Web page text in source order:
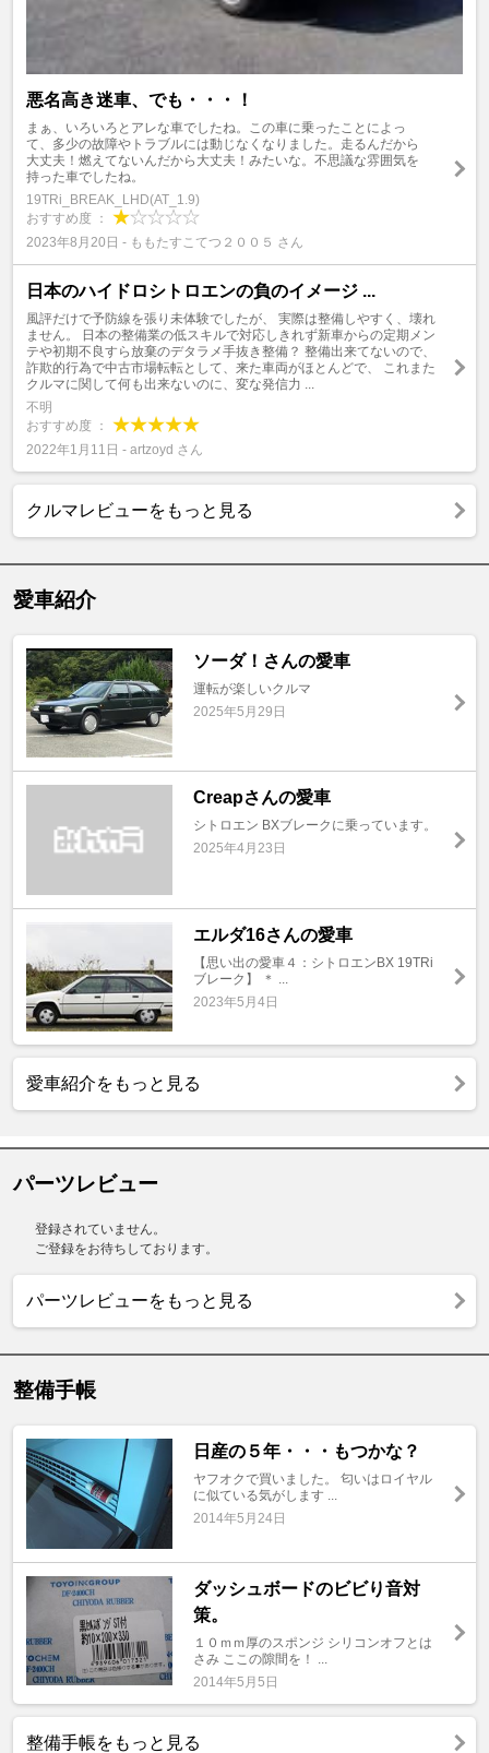
悪名高き迷車、でも・・・！
まぁ、いろいろとアレな車でしたね。この車に乗ったことによっ
て、多少の故障やトラブルには動じなくなりました。走るんだから
大丈夫！燃えてないんだから大丈夫！みたいな。不思議な雰囲気を
持った車でしたね。
19TRi_BREAK_LHD(AT_1.9)
おすすめ度 ：
2023年8月20日 - ももたすこてつ２００５ さん
日本のハイドロシトロエンの負のイメージ ...
風評だけで予防線を張り未体験でしたが、 実際は整備しやすく、壊れ
ません。 日本の整備業の低スキルで対応しきれず新車からの定期メン
テや初期不良すら放棄のデタラメ手抜き整備？ 整備出来てないので、
詐欺的行為で中古市場転転として、来た車両がほとんどで、 これまた
クルマに関して何も出来ないのに、変な発信力 ...
不明
おすすめ度 ：
2022年1月11日 - artzoyd さん
クルマレビューをもっと見る
愛車紹介
ソーダ！さんの愛車
運転が楽しいクルマ
2025年5月29日
Creapさんの愛車
シトロエン BXブレークに乗っています。
2025年4月23日
エルダ16さんの愛車
【思い出の愛車４：シトロエンBX 19TRi
ブレーク】 ＊ ...
2023年5月4日
愛車紹介をもっと見る
パーツレビュー
登録されていません。
ご登録をお待ちしております。
パーツレビューをもっと見る
整備手帳
日産の５年・・・もつかな？
ヤフオクで買いました。 匂いはロイヤル
に似ている気がします ...
2014年5月24日
ダッシュボードのビビり音対
策。
１０ｍｍ厚のスポンジ シリコンオフとは
さみ ここの隙間を！ ...
2014年5月5日
整備手帳をもっと見る